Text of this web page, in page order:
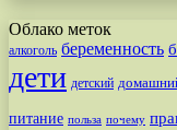
Облако меток
алкоголь беременность
дети детский
питание польза почему